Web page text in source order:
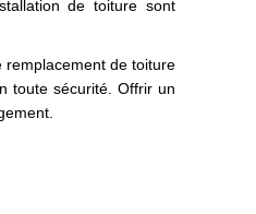
de toiture sont
remplacement de toiture
toute sécurité. Offrir un